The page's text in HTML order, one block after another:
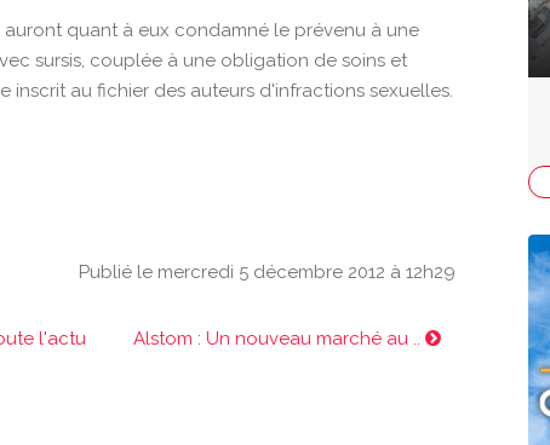
quant à eux condamné le prévenu à une
sursis, couplée à une obligation de soins et
inscrit au fichier des auteurs d'infractions sexuelles.
Publié le mercredi 5 décembre 2012 à 12h29
l'actu Alstom : Un nouveau marché au ..